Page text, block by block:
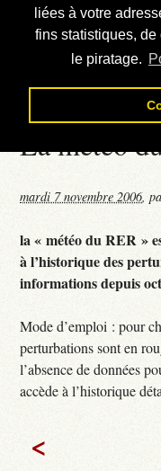
liées à votre
fins statistiques,
le piratage.
Liens externes
Téléchargement
Contact
La météo
mardi 7 novembre 2006,
la « météo du RER »
à l’historique des
informations depuis
Mode d’emploi : pour
perturbations sont en
l’absence de données
accède à l’historique
<